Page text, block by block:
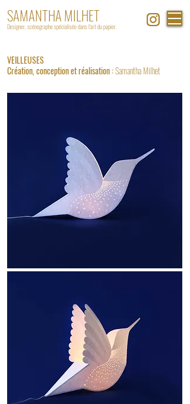
SAMANTHA MILHET
Designer, scénographe spécialisée dans l'art du papier.
VEILLEUSES
Création,conception etréalisation :Samantha Milhet